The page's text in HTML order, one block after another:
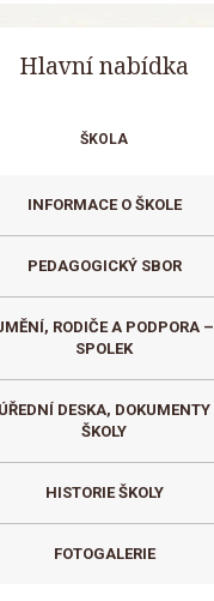
Hlavní nabídka
ŠKOLA
INFORMACE O ŠKOLE
PEDAGOGICKÝ SBOR
RODIČE A PODPORA –
SPOLEK
ÚŘEDNÍ DESKA, DOKUMENTY
ŠKOLY
HISTORIE ŠKOLY
FOTOGALERIE